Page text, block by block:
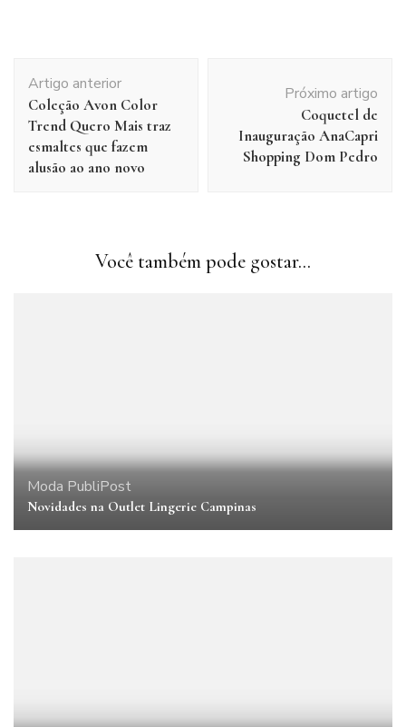
de
post
Artigo anterior
Coleção Avon Color
Trend Quero Mais traz
esmaltes que fazem
alusão ao ano novo
Próximo artigo
Coquetel de
Inauguração AnaCapri
Shopping Dom Pedro
Você também pode gostar...
Moda PubliPost
Novidades na Outlet Lingerie Campinas